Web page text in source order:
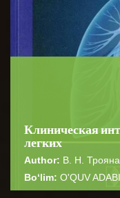
Клиническая
легких
Author: В. Н. Трояна
Bo‘lim: O'QUV